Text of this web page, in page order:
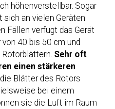
höhenverstellbar. Sogar
an vielen Geräten
Fällen verfügt das Gerät
40 bis 50 cm und
Sehr oft
einen stärkeren
Blätter des Rotors
bei einem
sie die Luft im Raum